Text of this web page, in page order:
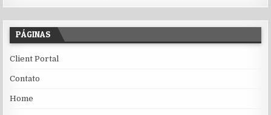
PÁGINAS
Client Portal
Contato
Home